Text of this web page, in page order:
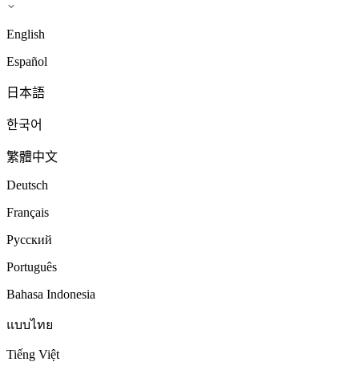
English
Español
日本語
한국어
繁體中文
Deutsch
Français
Русский
Português
Bahasa Indonesia
แบบไทย
Tiếng Việt